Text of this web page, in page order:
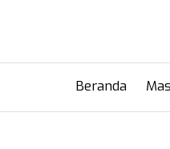
Beranda